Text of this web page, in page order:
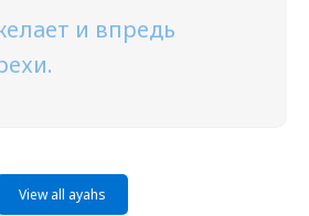
и впредь
View all ayahs